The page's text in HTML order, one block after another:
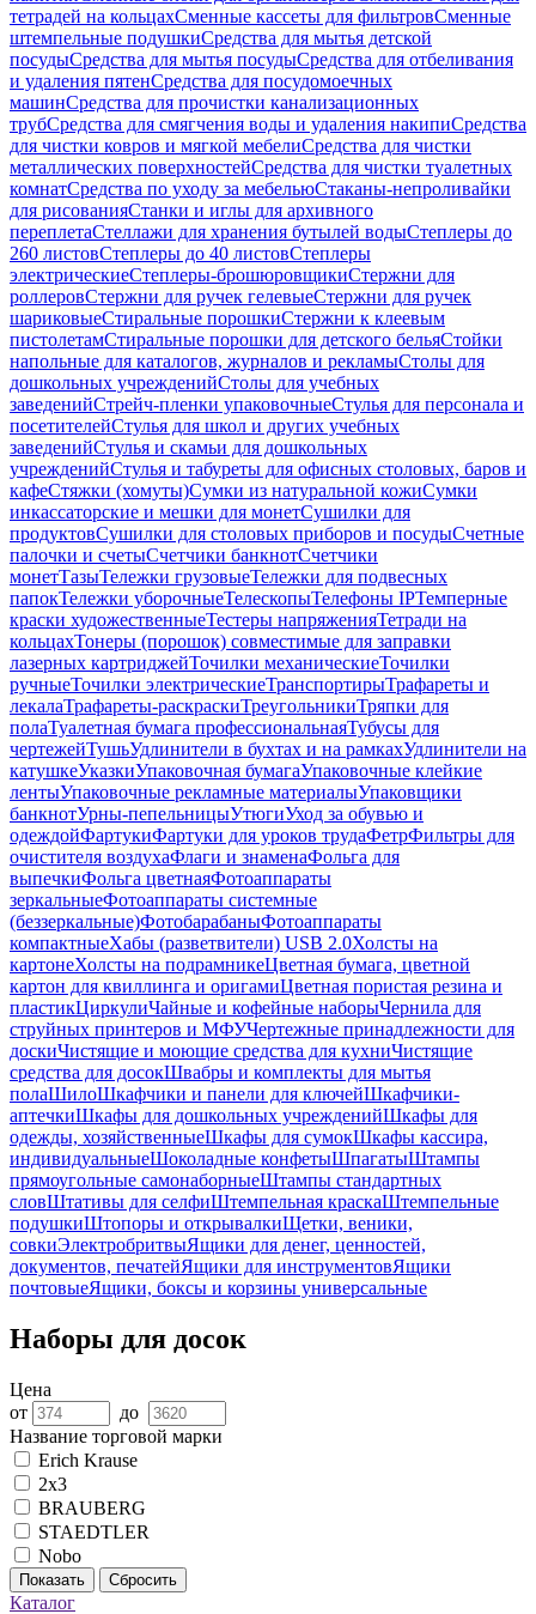
тетрадей на кольцахСменные кассеты для фильтровСменные
штемпельные подушкиСредства для мытья детской
посудыСредства для мытья посудыСредства для отбеливания
и удаления пятенСредства для посудомоечных
машинСредства для прочистки канализационных
трубСредства для смягчения воды и удаления накипиСредства
для чистки ковров и мягкой мебелиСредства для чистки
металлических поверхностейСредства для чистки туалетных
комнатСредства по уходу за мебельюСтаканы-непроливайки
для рисованияСтанки и иглы для архивного
переплетаСтеллажи для хранения бутылей водыСтеплеры до
260 листовСтеплеры до 40 листовСтеплеры
электрическиеСтеплеры-брошюровщикиСтержни для
роллеровСтержни для ручек гелевыеСтержни для ручек
шариковыеСтиральные порошкиСтержни к клеевым
пистолетамСтиральные порошки для детского бельяСтойки
напольные для каталогов, журналов и рекламыСтолы для
дошкольных учрежденийСтолы для учебных
заведенийСтрейч-пленки упаковочныеСтулья для персонала и
посетителейСтулья для школ и других учебных
заведенийСтулья и скамьи для дошкольных
учрежденийСтулья и табуреты для офисных столовых, баров и
кафеСтяжки (хомуты)Сумки из натуральной кожиСумки
инкассаторские и мешки для монетСушилки для
продуктовСушилки для столовых приборов и посудыСчетные
палочки и счетыСчетчики банкнотСчетчики
монетТазыТележки грузовыеТележки для подвесных
папокТележки уборочныеТелескопыТелефоны IPТемперные
краски художественныеТестеры напряженияТетради на
кольцахТонеры (порошок) совместимые для заправки
лазерных картриджейТочилки механическиеТочилки
ручныеТочилки электрическиеТранспортирыТрафареты и
лекалаТрафареты-раскраскиТреугольникиТряпки для
полаТуалетная бумага профессиональнаяТубусы для
чертежейТушьУдлинители в бухтах и на рамкахУдлинители на
катушкеУказкиУпаковочная бумагаУпаковочные клейкие
лентыУпаковочные рекламные материалыУпаковщики
банкнотУрны-пепельницыУтюгиУход за обувью и
одеждойФартукиФартуки для уроков трудаФетрФильтры для
очистителя воздухаФлаги и знаменаФольга для
выпечкиФольга цветнаяФотоаппараты
зеркальныеФотоаппараты системные
(беззеркальные)ФотобарабаныФотоаппараты
компактныеХабы (разветвители) USB 2.0Холсты на
картонеХолсты на подрамникеЦветная бумага, цветной
картон для квиллинга и оригамиЦветная пористая резина и
пластикЦиркулиЧайные и кофейные наборыЧернила для
струйных принтеров и МФУЧертежные принадлежности для
доскиЧистящие и моющие средства для кухниЧистящие
средства для досокШвабры и комплекты для мытья
полаШилоШкафчики и панели для ключейШкафчики-
аптечкиШкафы для дошкольных учрежденийШкафы для
одежды, хозяйственныеШкафы для сумокШкафы кассира,
индивидуальныеШоколадные конфетыШпагатыШтампы
прямоугольные самонаборныеШтампы стандартных
словШтативы для селфиШтемпельная краскаШтемпельные
подушкиШтопоры и открывалкиЩетки, веники,
совкиЭлектробритвыЯщики для денег, ценностей,
документов, печатейЯщики для инструментовЯщики
почтовыеЯщики, боксы и корзины универсальные
Наборы для досок
Цена
от
до
Название торговой марки
Erich Krause
2x3
BRAUBERG
STAEDTLER
Nobo
Показать Сбросить
Каталог